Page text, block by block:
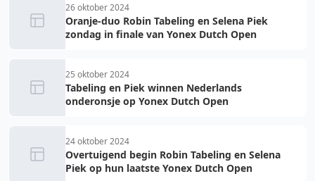
26 oktober 2024
Oranje-duo Robin Tabeling en Selena Piek
zondag in finale van Yonex Dutch Open
25 oktober 2024
Tabeling en Piek winnen Nederlands
onderonsje op Yonex Dutch Open
24 oktober 2024
Overtuigend begin Robin Tabeling en Selena
Piek op hun laatste Yonex Dutch Open